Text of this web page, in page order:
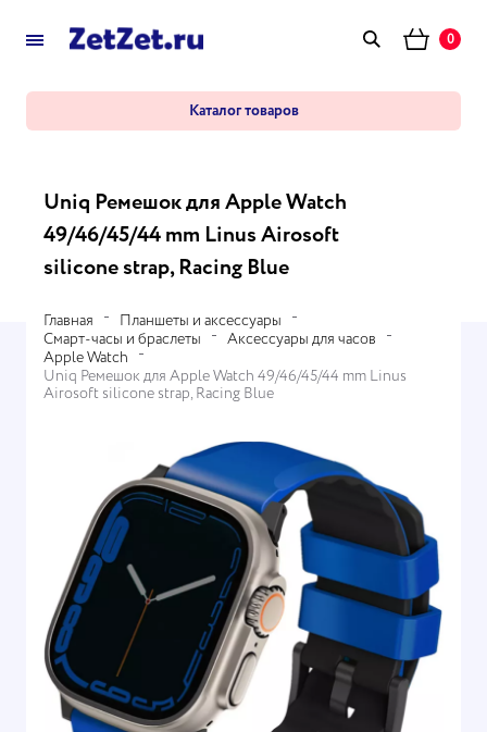
0
Каталог товаров
Uniq Ремешок для Apple Watch
49/46/45/44 mm Linus Airosoft
silicone strap, Racing Blue
Главная
Планшеты и аксессуары
Смарт-часы и браслеты
Аксессуары для часов
Apple Watch
Uniq Ремешок для Apple Watch 49/46/45/44 mm Linus
Airosoft silicone strap, Racing Blue